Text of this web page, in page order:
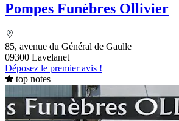
Pompes Funèbres Ollivier
85, avenue du Général de Gaulle
09300 Lavelanet
Déposez le premier avis !
top notes